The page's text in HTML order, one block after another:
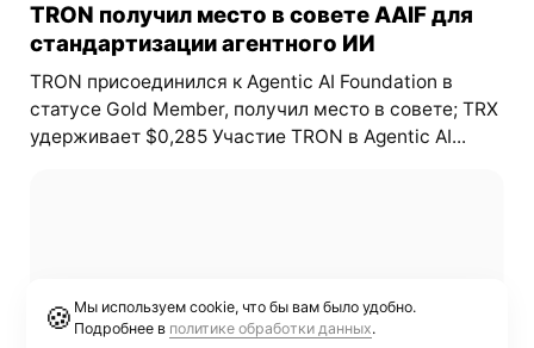
TRON получил место в совете AAIF для
стандартизации агентного ИИ
TRON присоединился к Agentic AI Foundation в
статусе Gold Member, получил место в совете; TRX
удерживает $0,285 Участие TRON в Agentic AI...
🍪 Мы используем cookie, что бы вам было удобно.
Подробнее в политике обработки данных.